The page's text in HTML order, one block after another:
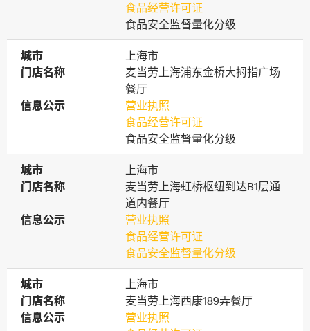
食品经营许可证
食品安全监督量化分级
城市
城市
上海市
门店名称
门店名称
麦当劳上海浦东金桥大拇指广场
餐厅
信息公示
信息公示
营业执照
食品经营许可证
食品安全监督量化分级
城市
城市
上海市
门店名称
门店名称
麦当劳上海虹桥枢纽到达B1层通
道内餐厅
信息公示
信息公示
营业执照
食品经营许可证
食品安全监督量化分级
城市
城市
上海市
门店名称
门店名称
麦当劳上海西康189弄餐厅
信息公示
信息公示
营业执照